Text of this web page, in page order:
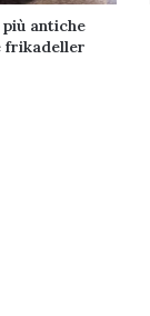
antiche
frikadeller